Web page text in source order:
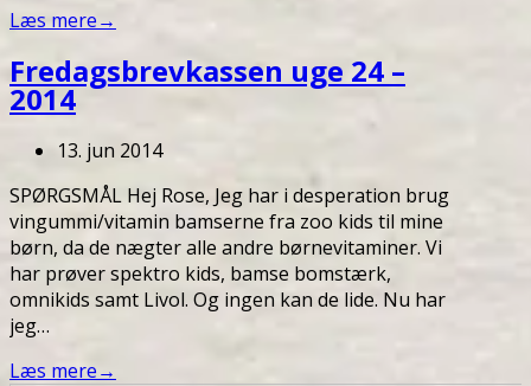
Læs mere→
Fredagsbrevkassen uge 24 –
2014
13. jun 2014
SPØRGSMÅL Hej Rose, Jeg har i desperation brug
vingummi/vitamin bamserne fra zoo kids til mine
børn, da de nægter alle andre børnevitaminer. Vi
har prøver spektro kids, bamse bomstærk,
omnikids samt Livol. Og ingen kan de lide. Nu har
jeg…
Læs mere→